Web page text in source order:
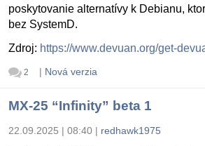
poskytovanie alternatívy k Debianu,
bez SystemD.
Zdroj: https://www.devuan.org/get-
2 | Nová verzia
MX-25 “Infinity” beta 1
22.09.2025 | 08:40 | redhawk1975